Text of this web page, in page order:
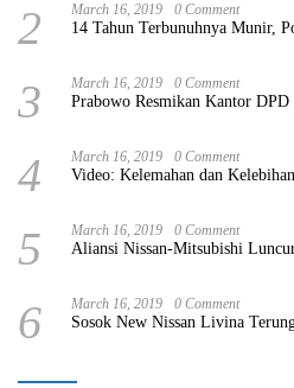
2 March 16, 2019 0 Comment
14 Tahun Terbunuhnya Munir,
3 March 16, 2019 0 Comment
Prabowo Resmikan Kantor
4 March 16, 2019 0 Comment
Video: Kelemahan dan
5 March 16, 2019 0 Comment
Aliansi Nissan-Mitsubishi
6 March 16, 2019 0 Comment
Sosok New Nissan Livina